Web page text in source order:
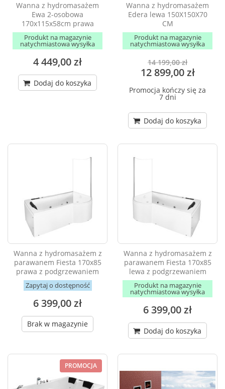
Wanna z hydromasażem
Ewa 2-osobowa
170x115x58cm prawa
Produkt na magazynie
natychmiastowa wysyłka
4 449,00 zł
Dodaj do koszyka
Wanna z hydromasażem
Edera lewa 150X150X70
CM
Produkt na magazynie
natychmiastowa wysyłka
14 199,00 zł
12 899,00 zł
Promocja kończy się za
7 dni
Dodaj do koszyka
Wanna z hydromasażem z
parawanem Fiesta 170x85
prawa z podgrzewaniem
Zapytaj o dostępność
6 399,00 zł
Brak w magazynie
Wanna z hydromasażem z
parawanem Fiesta 170x85
lewa z podgrzewaniem
Produkt na magazynie
natychmiastowa wysyłka
6 399,00 zł
Dodaj do koszyka
PROMOCJA